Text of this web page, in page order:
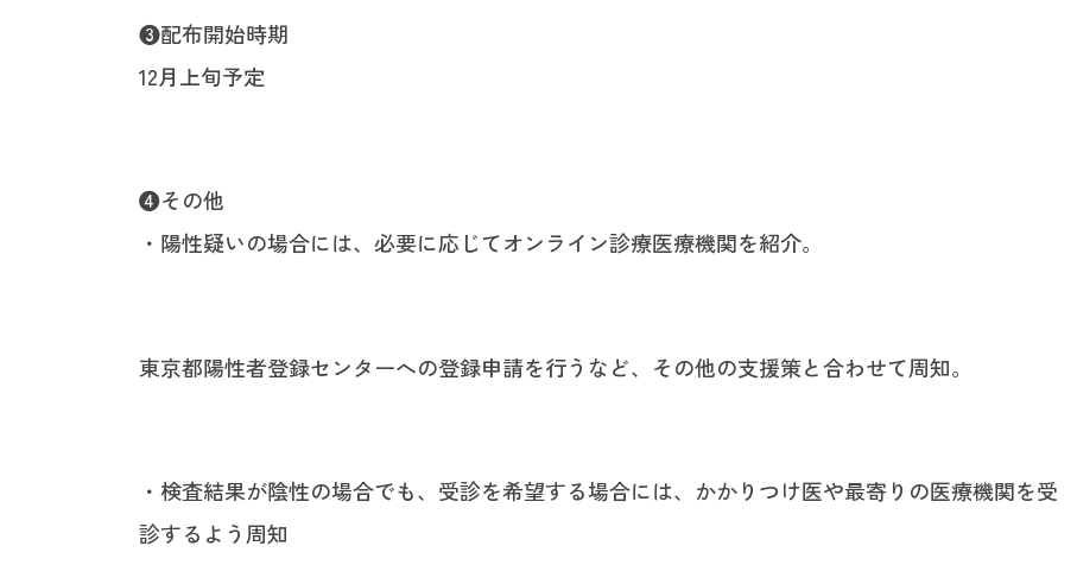
❸配布開始時期
12月上旬予定
❹その他
・陽性疑いの場合には、必要に応じてオンライン診療医療機関を紹介。
東京都陽性者登録センターへの登録申請を行うなど、その他の支援策と合わせて周知。
・検査結果が陰性の場合でも、受診を希望する場合には、かかりつけ医や最寄りの医療機関を受
診するよう周知